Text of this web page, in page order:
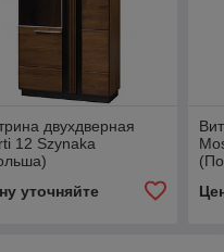
двухдверная
12 Szynaka
уточняйте